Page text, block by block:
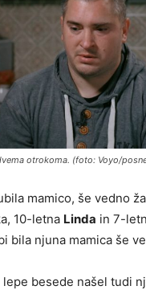
otrokoma. (foto: Voyo/
mamico, še vedno
10-letna Linda in 7-
bila njuna mamica še
lepe besede našel tudi